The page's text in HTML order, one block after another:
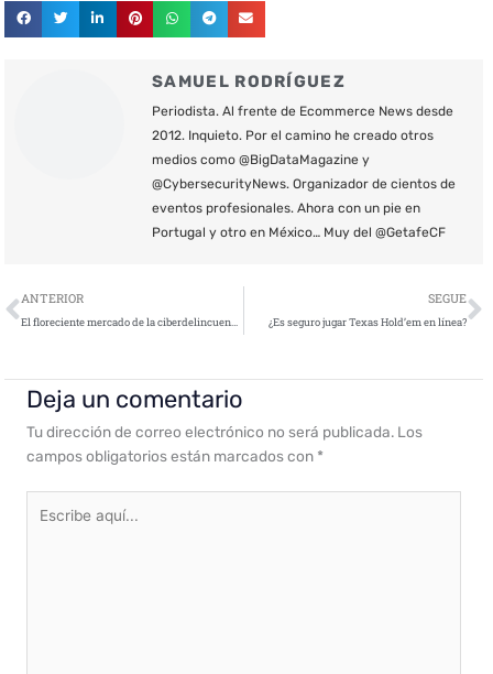
SAMUEL RODRÍGUEZ
Periodista. Al frente de Ecommerce News desde
2012. Inquieto. Por el camino he creado otros
medios como @BigDataMagazine y
@CybersecurityNews. Organizador de cientos de
eventos profesionales. Ahora con un pie en
Portugal y otro en México… Muy del @GetafeCF
Ant
ANTERIOR
El floreciente mercado de la ciberdelincuencia de Acceso como Servicio impulsa los ataques de ransomware
SEGUE
¿Es seguro jugar Texas Hold’em en línea?
Deja un comentario
Tu dirección de correo electrónico no será publicada. Los
campos obligatorios están marcados con *
aquí...